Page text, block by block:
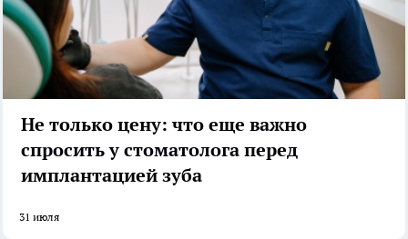
Не только цену: что еще важно
спросить у стоматолога перед
имплантацией зуба
31 июля